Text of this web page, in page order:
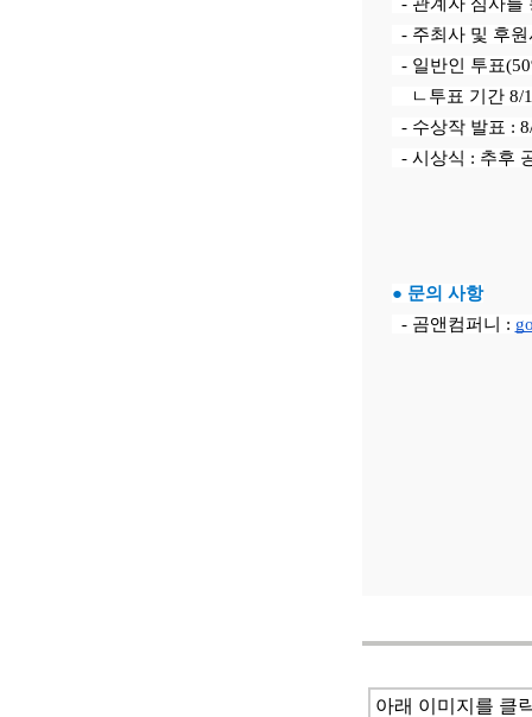
- 주최사 및 후
- 일반인 투표
ㄴ투표 기간 8/
- 수상작 발표 :
- 시상식 : 추후
● 문의 사항
- 곰앤컴퍼니 :
아래 이미지를 클